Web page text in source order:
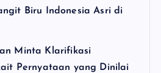
Biru Indonesia Asri di
Minta Klarifikasi
Pernyataan yang Dinilai